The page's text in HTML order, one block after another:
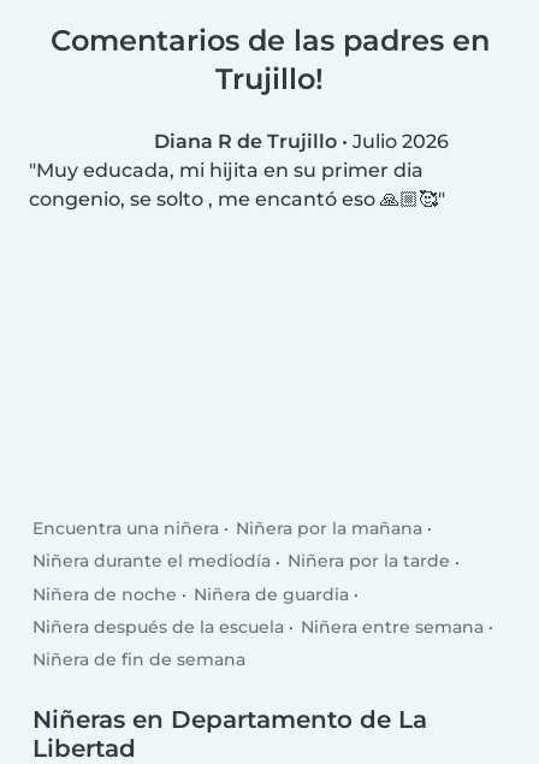
Comentarios de las padres en
Trujillo!
Diana R de Trujillo • Julio 2026
Muy educada, mi hijita en su primer dia
congenio, se solto , me encantó eso 🙏🏼🥰
Encuentra una niñera
Niñera por la mañana
Niñera durante el mediodía
Niñera por la tarde
Niñera de noche
Niñera de guardia
Niñera después de la escuela
Niñera entre semana
Niñera de fin de semana
Niñeras en Departamento de La
Libertad